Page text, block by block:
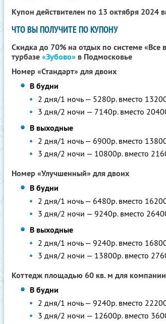
Купон действителен по 13 октября 2024
ЧТО ВЫ ПОЛУЧИТЕ ПО КУПОНУ
Скидка до 70% на отдых по системе
турбазе«Зубово» в Подмосковье
Номер «Стандарт» для двоих
В будни
2 дня/1 ночь — 5280р. вместо
3 дня/2 ночи — 7140р. вместо
В выходные
2 дня/1 ночь — 6900р. вместо
3 дня/2 ночи — 10800р. вместо
Номер «Улучшенный» для двоих
В будни
2 дня/1 ночь — 6480р. вместо
3 дня/2 ночи — 9240р. вместо
В выходные
2 дня/1 ночь — 9240р. вместо
3 дня/2 ночи — 13800р. вместо
Коттедж площадью 60 кв. м для
В будни
2 дня/1 ночь — 9240р. вместо
3 дня/2 ночи — 12600р. вместо